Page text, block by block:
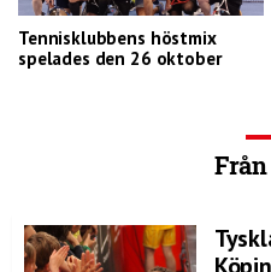
Tennisklubbens höstmix
spelades den 26 oktober